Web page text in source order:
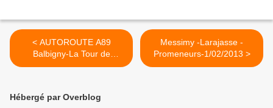
< AUTOROUTE A89
Balbigny-La Tour de
Salvagny-INAUGURATION-
Messimy -Larajasse -
Promeneurs-1/02/2013 >
Hébergé par Overblog